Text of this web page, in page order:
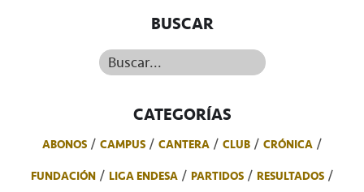
BUSCAR
Buscar...
CATEGORÍAS
ABONOS CAMPUS CANTERA CLUB
CRÓNICA
FUNDACIÓN
LIGA ENDESA PARTIDOS
RESULTADOS